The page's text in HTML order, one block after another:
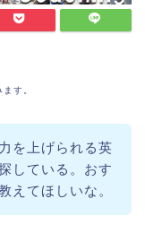
す。
を上げられる英
している。おす
えてほしいな。